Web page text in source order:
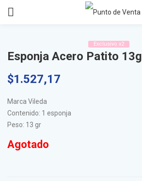
Exclusivo x2
Esponja Acero Patito 13g
$1.527,17
Marca Vileda
Contenido: 1 esponja
Peso: 13 gr
Agotado